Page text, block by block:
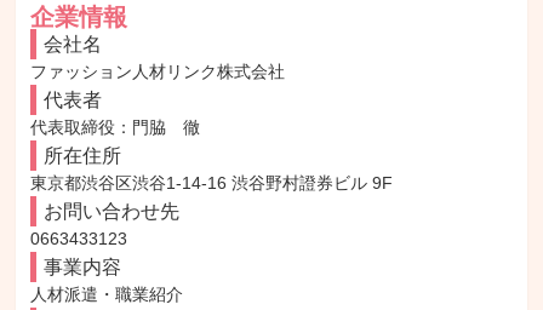
企業情報
会社名
ファッション人材リンク株式会社
代表者
代表取締役：門脇　徹
所在住所
東京都渋谷区渋谷1-14-16 渋谷野村證券ビル 9F
お問い合わせ先
0663433123
事業内容
人材派遣・職業紹介